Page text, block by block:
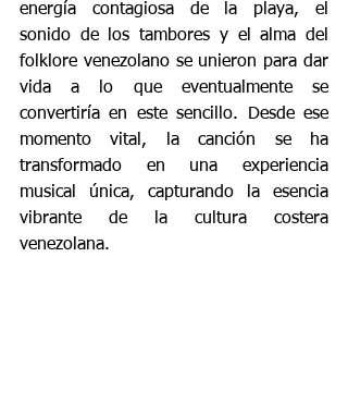
energía contagiosa de la playa, el
sonido de los tambores y el alma del
folklore venezolano se unieron para dar
vida a lo que eventualmente se
convertiría en este sencillo. Desde ese
momento vital, la canción se ha
transformado en una experiencia
musical única, capturando la esencia
vibrante de la cultura costera
venezolana.